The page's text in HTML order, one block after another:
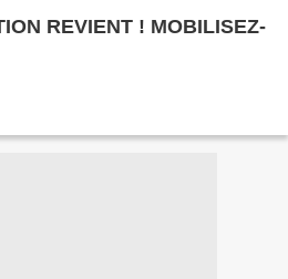
REVIENT ! MOBILISEZ-